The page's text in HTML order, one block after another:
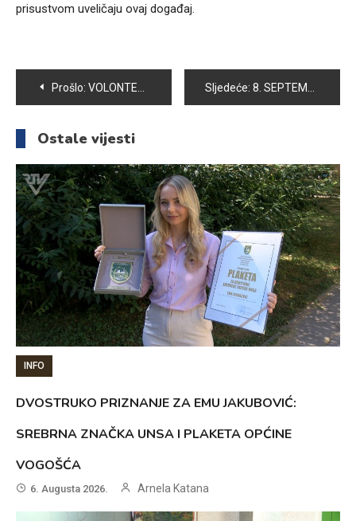
prisustvom uveličaju ovaj događaj.
Navigacija
članaka
Prošlo: VOLONTERI OU “TEMPO” KORISNICIMA KUHINJE CRVENOG KRIŽA VOGOŠĆA I ILIJAŠ PODIJELILI KURBANE Sljedeće: 8. SEPTEMBRA VOGOŠĆA DOMAĆIN UTRCI ZA SVE GENERACIJE
Ostale vijesti
INFO
DVOSTRUKO PRIZNANJE ZA EMU JAKUBOVIĆ:
SREBRNA ZNAČKA UNSA I PLAKETA OPĆINE
VOGOŠĆA
6. Augusta 2026. Arnela Katana